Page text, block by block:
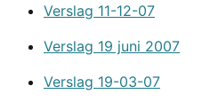
Verslag 11-12-07
Verslag 19 juni 2007
Verslag 19-03-07